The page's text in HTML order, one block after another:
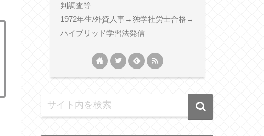
判調査等
1972年生/外資人事→独学社労士合格→
ハイブリッド学習法発信